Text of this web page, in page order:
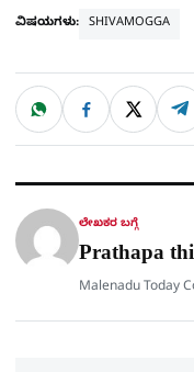
ವಿಷಯಗಳು: SHIVAMOGGA
ಹಂಚಿಕೊಳ್ಳಿ
W
a
t
p
F
c
e
o
X T
l
e
a
ಲೇಖಕರ ಬಗ್ಗೆ
Prathapa
Malenadu Today